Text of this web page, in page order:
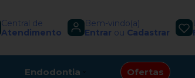
Central de
Atendimento
Bem-vindo(a)
Entrar ou Cadastrar
Endodontia Ofertas